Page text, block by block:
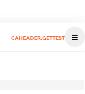
CAHEADER.GETTEST